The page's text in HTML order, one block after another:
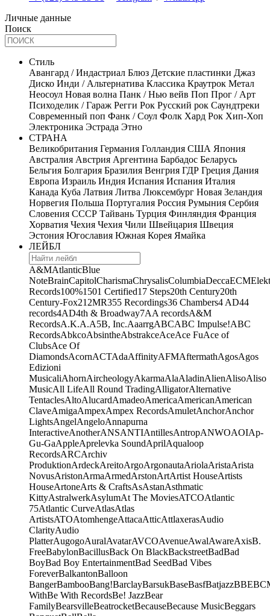
Личные данные
Поиск
Стиль
Авангард / Индастриал Блюз Детские пластинки Джаз
Диско Инди / Альтернатива Классика Краутрок Метал
Неосоул Новая волна Панк / Нью вейв Поп Прог / Арт
Психоделик / Гараж Регги Рок Русский рок Саундтреки
Современный поп Фанк / Соул Фолк Хард Рок Хип-Хоп
Электроника Эстрада Этно
СТРАНА
Великобритания Германия Голландия США Япония
Австралия Австрия Аргентина Барбадос Беларусь
Бельгия Болгария Бразилия Венгрия ГДР Греция Дания
Европа Израиль Индия Испания Испания Италия
Канада Куба Латвия Литва Люксембург Новая Зеландия
Норвегия Польша Португалия Россия Румыния Сербия
Словения СССР Тайвань Турция Финляндия Франция
Хорватия Чехия Чехия Чили Швейцария Швеция
Эстония Югославия Южная Корея Ямайка
ЛЕЙБЛ
A&MAtlanticBlue
NoteBrainCapitolCharismaChrysalisColumbiaDeccaECM
Records100%1501 Certified17 Steps20th Century20th
Century-Fox21 2MR355 Recordings36 Chambers4 AD44
records4AD4th & Broadway7AA recordsA&M
RecordsA.K.A.A5B, Inc.AaarrgABCABC Impulse!ABC
RecordsAbkcoAbsintheAbstrakceAceAce FuAce of
ClubsAce Of
DiamondsAcornACTAdaAffinityAFMAftermathAgosAgos
Edizioni
MusicaliAhornAircheologyAkarmaAlaAladinAlienAlisoAliso
MusicAll LifeAll Round TradingAlligatorAlternative
TentaclesAltoAlucardAmadeoAmericaAmericanAmerican
ClaveAmigaAmpexAmpex RecordsAmuletAnchorAnchor
LightsAngelAngeloAnnapurna
InteractiveAnotherANSANTIAntillesAntropANWOAOIAp-
Gu-GaAppleAprelevka SoundAprilAqualoop
RecordsARCArchiv
ProduktionArdeckAreitoArgoArgonautaAriolaAristaArista
NovusAristonArmaArmedArstonArtArtist HouseArtists
HouseArtoneArts & CraftsAsAstanAsthmatic
KittyAstralwerkAsylumAt The MoviesATCOAtlantic
75Atlantic CurveAtlasAtlas
ArtistsATOAtomhengeAttacaAtticAttlaxerasAudio
ClarityAudio
PlatterAugogoAuralAvatarAVCOAvenueAwalAwareAxisB.
FreeBabylonBacillusBack On BlackBackstreetBadBad
BoyBad Boy EntertainmentBad SeedBad Vibes
ForeverBalkantonBalloon
BangerBambooBang!BarclayBarsukBaseBasfBatjazzBBE
WithBe With RecordsBe! JazzBear
FamilyBearsvilleBeatrocketBecauseBecause MusicBeggars